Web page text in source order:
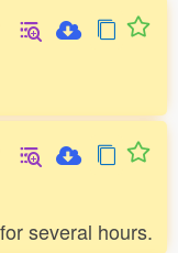
several hours.